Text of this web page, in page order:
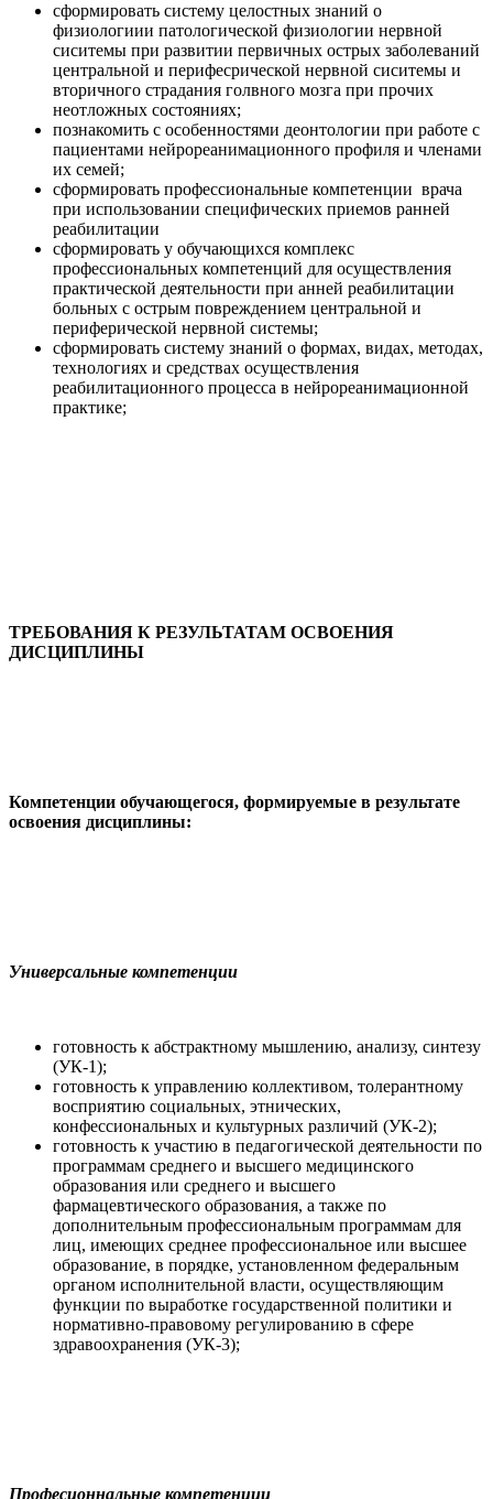
сформировать систему целостных знаний о
физиологиии патологической физиологии нервной
сиситемы при развитии первичных острых заболеваний
центральной и перифесрической нервной сиситемы и
вторичного страдания голвного мозга при прочих
неотложных состояниях;
познакомить с особенностями деонтологии при работе с
пациентами нейрореанимационного профиля и членами
их семей;
сформировать профессиональные компетенции врача
при использовании специфических приемов ранней
реабилитации
сформировать у обучающихся комплекс
профессиональных компетенций для осуществления
практической деятельности при анней реабилитации
больных с острым повреждением центральной и
периферической нервной системы;
сформировать систему знаний о формах, видах, методах,
технологиях и средствах осуществления
реабилитационного процесса в нейрореанимационной
практике;
ТРЕБОВАНИЯ К РЕЗУЛЬТАТАМ ОСВОЕНИЯ
ДИСЦИПЛИНЫ
Компетенции обучающегося, формируемые в результате
освоения дисциплины:
Универсальные компетенции
готовность к абстрактному мышлению, анализу, синтезу
(УК-1);
готовность к управлению коллективом, толерантному
восприятию социальных, этнических,
конфессиональных и культурных различий (УК-2);
готовность к участию в педагогической деятельности по
программам среднего и высшего медицинского
образования или среднего и высшего
фармацевтического образования, а также по
дополнительным профессиональным программам для
лиц, имеющих среднее профессиональное или высшее
образование, в порядке, установленном федеральным
органом исполнительной власти, осуществляющим
функции по выработке государственной политики и
нормативно-правовому регулированию в сфере
здравоохранения (УК-3);
Професионнальные компетенции